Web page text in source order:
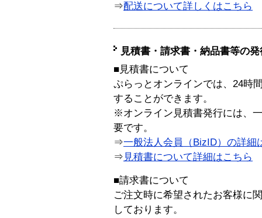
⇒配送について詳しくはこちら
見積書・請求書・納品書等の
■見積書について
ぷらっとオンラインでは、24時
することができます。
※オンライン見積書発行には、
要です。
⇒一般法人会員（BizID）の詳細
⇒ 見積書について詳細はこちら
■請求書について
ご注文時に希望されたお客様に
しております。